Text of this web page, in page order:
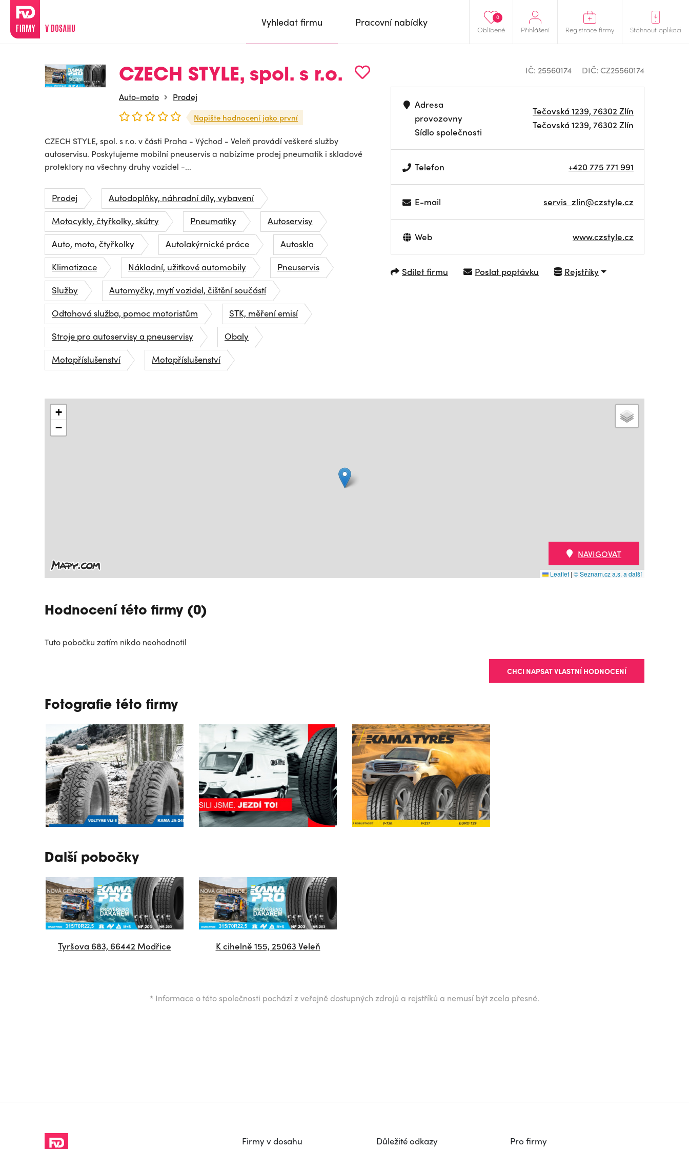
Oblíbené
0
Přihlášení Registrace firmy Stáhnout aplikaci
Vyhledat firmu Pracovní nabídky
CZECH STYLE, spol. s r.o.
Auto-moto Prodej
Napište hodnocení jako první
CZECH STYLE, spol. s r.o. v části Praha - Východ - Veleň provádí veškeré služby
autoservisu. Poskytujeme mobilní pneuservis a nabízíme prodej pneumatik i skladové
protektory na všechny druhy vozidel -...
Prodej
Autodoplňky, náhradní díly, vybavení
Motocykly, čtyřkolky, skútry
Pneumatiky
Autoservisy
Auto, moto, čtyřkolky
Autolakýrnické práce
Autoskla
Klimatizace
Nákladní, užitkové automobily
Pneuservis
Služby
Automyčky, mytí vozidel, čištění součástí
Odtahová služba, pomoc motoristům
STK, měření emisí
Stroje pro autoservisy a pneuservisy
Obaly
Motopříslušenství
Motopříslušenství
IČ: 25560174 DIČ: CZ25560174
Adresa
provozovny
Sídlo společnosti
Tečovská 1239, 76302 Zlín
Tečovská 1239, 76302 Zlín
Telefon +420 775 771 991
E-mail servis_zlin@czstyle.cz
Web www.czstyle.cz
Sdílet firmu Poslat poptávku Rejstříky
+
−
Leaflet | © Seznam.cz a.s. a další
NAVIGOVAT
Hodnocení této firmy (0)
Tuto pobočku zatím nikdo neohodnotil
CHCI NAPSAT VLASTNÍ HODNOCENÍ
Fotografie této firmy
Další pobočky
Tyršova 683, 66442 Modřice K cihelně 155, 25063 Veleň
* Informace o této společnosti pochází z veřejně dostupných zdrojů a rejstříků a nemusí být zcela přesné.
Firmy v dosahu Důležité odkazy Pro firmy